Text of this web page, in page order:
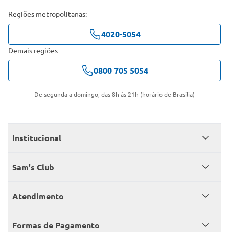
Regiões metropolitanas:
4020-5054
Demais regiões
0800 705 5054
De segunda a domingo, das 8h às 21h (horário de Brasília)
Institucional
Quem somos
Encontre um Clube
Sam's Club
Seja sócio
Atendimento
Fale conosco
Formas de Pagamento